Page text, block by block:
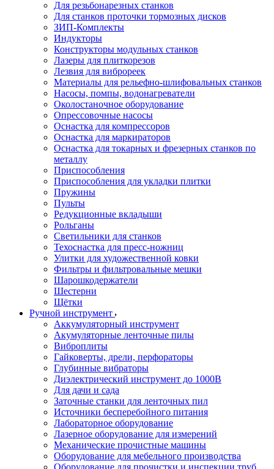
Для резьбонарезных станков
Для станков проточки тормозных дисков
ЗИП-Комплекты
Индукторы
Конструкторы модульных станков
Лазеры для плиткорезов
Лезвия для виброреек
Материалы для рельефно-шлифовальных станков
Насосы, помпы, водонагреватели
Околостаночное оборудование
Опрессовочные насосы
Оснастка для компрессоров
Оснастка для маркираторов
Оснастка для токарных и фрезерных станков по
металлу
Приспособления
Приспособления для укладки плитки
Пружины
Пульты
Редукционные вкладыши
Рольганы
Светильники для станков
Техоснастка для пресс-ножниц
Улитки для художественной ковки
Фильтры и фильтровальные мешки
Шарошкодержатели
Шестерни
Щётки
Ручной инструмент
Аккумуляторный инструмент
Акумуляторные ленточные пилы
Виброплиты
Гайковерты, дрели, перфораторы
Глубинные вибраторы
Диэлектрический инструмент до 1000В
Для дачи и сада
Заточные станки для ленточных пил
Источники бесперебойного питания
Лабораторное оборудование
Лазерное оборудование для измерений
Механические прочистные машины
Оборудование для мебельного производства
Оборудование для прочистки и инспекции труб